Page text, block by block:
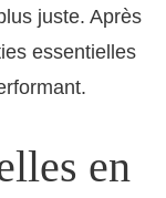
juste. Après
essentielles
en